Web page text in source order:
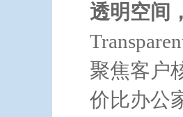
透明空间
聚焦客户
价比办公